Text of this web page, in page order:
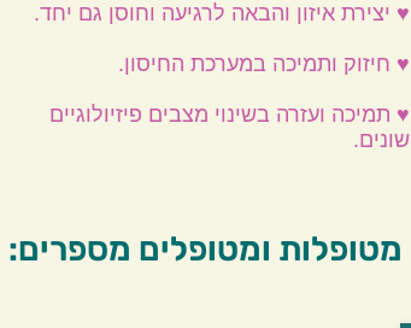
♥ יצירת איזון והבאה לרגיעה וחוסן גם יחד.
♥ חיזוק ותמיכה במערכת החיסון.
♥ תמיכה ועזרה בשינוי מצבים פיזיולוגיים
שונים.
מטופלות ומטופלים מספרים: